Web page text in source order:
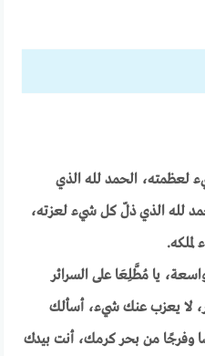
لعظمته، الحمد لله الذي
لله الذي ذلّ كل شيء لعزته،
يا مُطَّلِعَا على السرائر
لا يعزب عنك شيء، أسألك
وفرجًا من بحر كرمك، أنت بيدك